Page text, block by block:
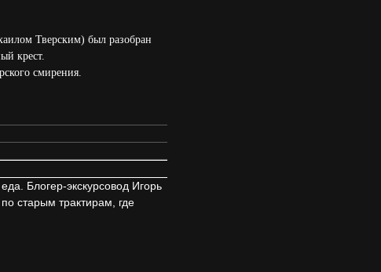
Тверским) был разобран
крест.
смирения.
Блогер-экскурсовод Игорь
старым трактирам, где